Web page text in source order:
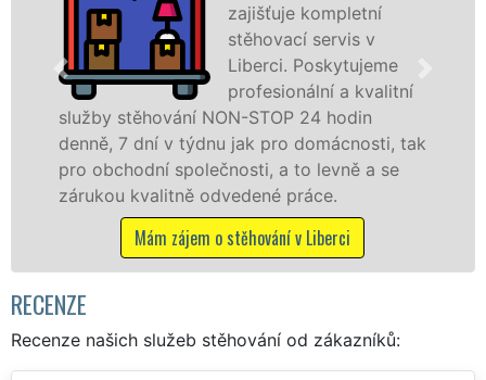
Liberci na
úrovni se
stěhovací
technikou. Tyto
služby zajišťujeme domácnostem i
celém okresu Liberec se zárukou kvality
franchisové sítě EXTRA STĚHOVÁNÍ.
Nabízíme stěhovací služby NON-STOP
včetně víkendů a svátků bez příplatků.
Mám zájem o stěhovací služby v Liberci
RECENZE
Recenze našich služeb stěhování od zákazníků: